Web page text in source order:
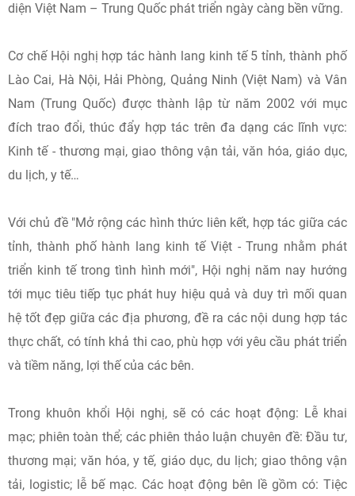
diện Việt Nam – Trung Quốc phát triển ngày càng bền vững.
Cơ chế Hội nghị hợp tác hành lang kinh tế 5 tỉnh, thành phố
Lào Cai, Hà Nội, Hải Phòng, Quảng Ninh (Việt Nam) và Vân
Nam (Trung Quốc) được thành lập từ năm 2002 với mục
đích trao đổi, thúc đẩy hợp tác trên đa dạng các lĩnh vực:
Kinh tế - thương mại, giao thông vận tải, văn hóa, giáo dục,
du lịch, y tế…
Với chủ đề "Mở rộng các hình thức liên kết, hợp tác giữa các
tỉnh, thành phố hành lang kinh tế Việt - Trung nhằm phát
triển kinh tế trong tình hình mới", Hội nghị năm nay hướng
tới mục tiêu tiếp tục phát huy hiệu quả và duy trì mối quan
hệ tốt đẹp giữa các địa phương, đề ra các nội dung hợp tác
thực chất, có tính khả thi cao, phù hợp với yêu cầu phát triển
và tiềm năng, lợi thế của các bên.
Trong khuôn khổi Hội nghị, sẽ có các hoạt động: Lễ khai
mạc; phiên toàn thể; các phiên thảo luận chuyên đề: Đầu tư,
thương mại; văn hóa, y tế, giáo dục, du lịch; giao thông vận
tải, logistic; lễ bế mạc. Các hoạt động bên lề gồm có: Tiệc